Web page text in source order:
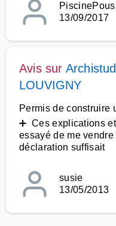
13/09/2017
Avis sur
LOUVIGNY
Permis de construire
➕ Ces explications
essayé de me
déclaration suffisait
susie
13/05/2013